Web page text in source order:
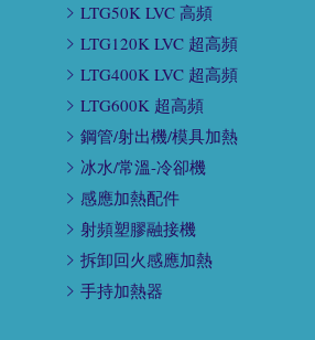
LTG50K LVC 高頻
LTG120K LVC 超高頻
LTG400K LVC 超高頻
LTG600K 超高頻
鋼管/射出機/模具加熱
冰水/常溫-冷卻機
感應加熱配件
射頻塑膠融接機
拆卸回火感應加熱
手持加熱器